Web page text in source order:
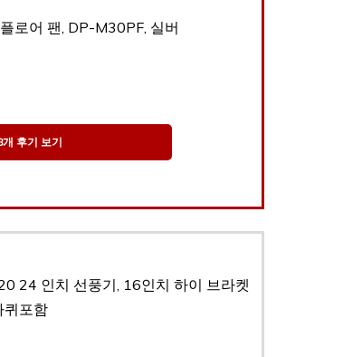
로어 팬, DP-M30PF, 실버
후기 보기
24 인치 선풍기, 16인치 하이 브라켓
퀴포함